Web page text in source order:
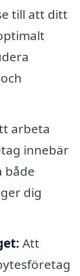
till att ditt
arbeta
innebär
både
dig
Att